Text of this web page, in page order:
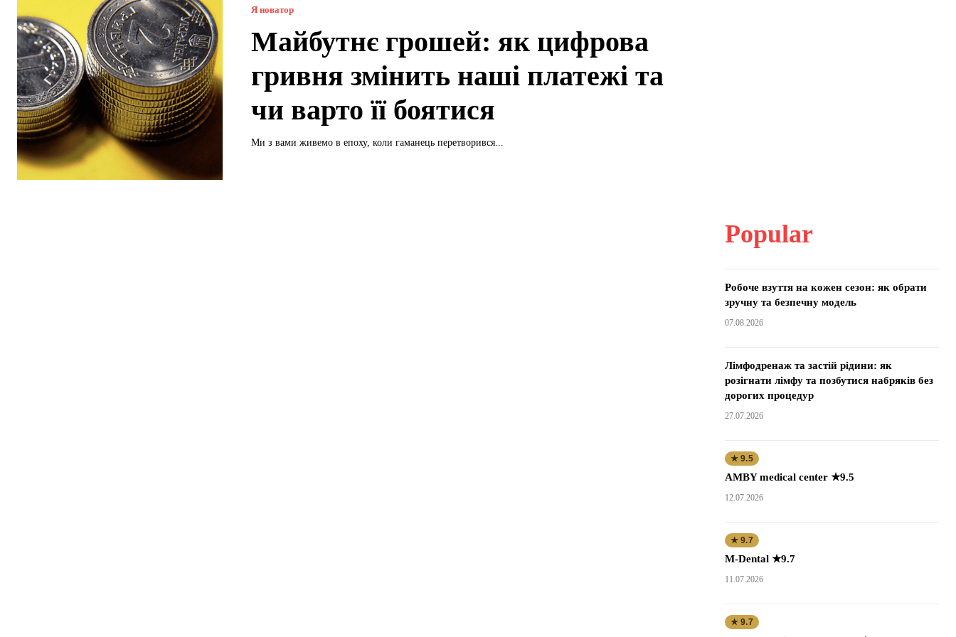
Я новатор
Майбутнє грошей: як цифрова
гривня змінить наші платежі та
чи варто її боятися
Ми з вами живемо в епоху, коли гаманець перетворився...
Popular
Робоче взуття на кожен сезон: як обрати
зручну та безпечну модель
07.08.2026
Лімфодренаж та застій рідини: як
розігнати лімфу та позбутися набряків без
дорогих процедур
27.07.2026
★ 9.5
AMBY medical center ★9.5
12.07.2026
★ 9.7
M-Dental ★9.7
11.07.2026
★ 9.7